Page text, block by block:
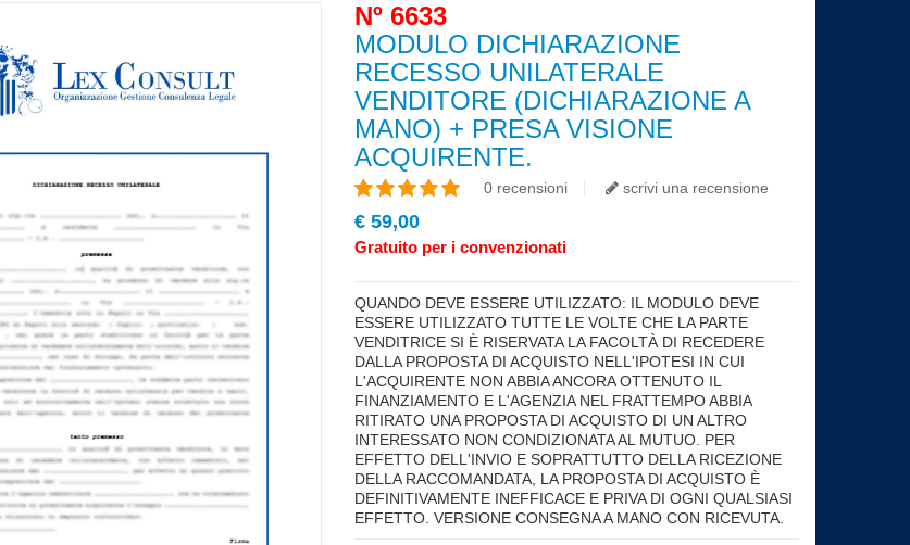
Nº 6633
MODULO DICHIARAZIONE
RECESSO UNILATERALE
VENDITORE (DICHIARAZIONE A
MANO) + PRESA VISIONE
ACQUIRENTE.
0 recensioni scrivi una recensione
€ 59,00
Gratuito per i convenzionati
QUANDO DEVE ESSERE UTILIZZATO: IL MODULO DEVE
ESSERE UTILIZZATO TUTTE LE VOLTE CHE LA PARTE
VENDITRICE SI È RISERVATA LA FACOLTÀ DI RECEDERE
DALLA PROPOSTA DI ACQUISTO NELL'IPOTESI IN CUI
L'ACQUIRENTE NON ABBIA ANCORA OTTENUTO IL
FINANZIAMENTO E L'AGENZIA NEL FRATTEMPO ABBIA
RITIRATO UNA PROPOSTA DI ACQUISTO DI UN ALTRO
INTERESSATO NON CONDIZIONATA AL MUTUO. PER
EFFETTO DELL'INVIO E SOPRATTUTTO DELLA RICEZIONE
DELLA RACCOMANDATA, LA PROPOSTA DI ACQUISTO È
DEFINITIVAMENTE INEFFICACE E PRIVA DI OGNI QUALSIASI
EFFETTO. VERSIONE CONSEGNA A MANO CON RICEVUTA.